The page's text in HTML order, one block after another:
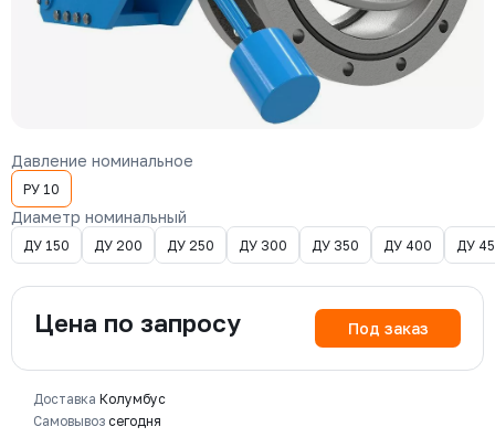
Давление номинальное
РУ 10
Диаметр номинальный
ДУ 150 ДУ 200 ДУ 250 ДУ 300 ДУ 350 ДУ 400 ДУ
Цена по запросу Под заказ
Доставка Колумбус
Самовывоз сегодня